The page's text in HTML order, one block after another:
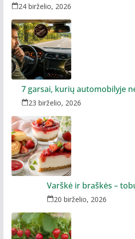
24 birželio, 2026
7 garsai, kurių automobilyje
23 birželio, 2026
Varškė ir braškės –
20 birželio, 2026